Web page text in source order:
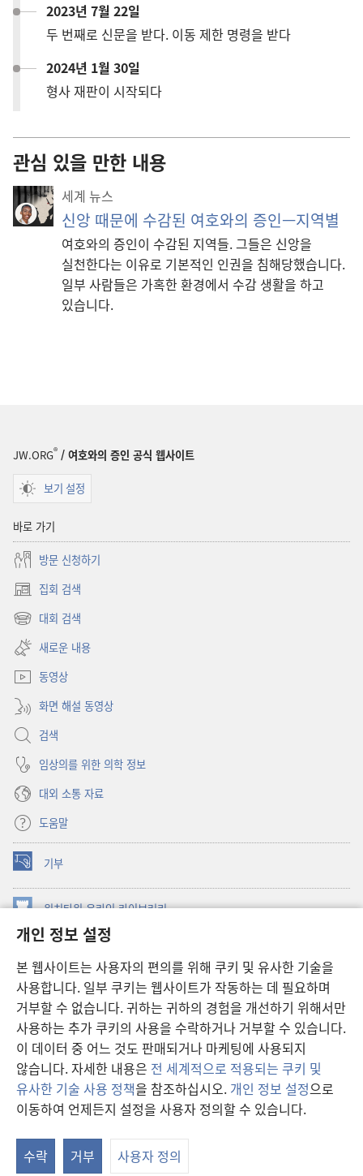
개인 정보 설정
본 웹사이트는 사용자의 편의를 위해 쿠키 및 유사한 기술을
사용합니다. 일부 쿠키는 웹사이트가 작동하는 데 필요하며
거부할 수 없습니다. 귀하는 귀하의 경험을 개선하기 위해서만
사용하는 추가 쿠키의 사용을 수락하거나 거부할 수 있습니다.
이 데이터 중 어느 것도 판매되거나 마케팅에 사용되지
않습니다. 자세한 내용은 전 세계적으로 적용되는 쿠키 및
유사한 기술 사용 정책을 참조하십시오. 개인 정보 설정으로
이동하여 언제든지 설정을 사용자 정의할 수 있습니다.
수락 거부 사용자 정의
2023년 7월 22일
두 번째로 신문을 받다. 이동 제한 명령을 받다
2024년 1월 30일
형사 재판이 시작되다
관심 있을 만한 내용
세계 뉴스
신앙 때문에 수감된 여호와의 증인—지역별
여호와의 증인이 수감된 지역들. 그들은 신앙을
실천한다는 이유로 기본적인 인권을 침해당했습니다.
일부 사람들은 가혹한 환경에서 수감 생활을 하고
있습니다.
JW.ORG® / 여호와의 증인 공식 웹사이트
보기 설정
바로 가기
방문 신청하기
집회 검색
(새로운
창
대회 검색
(새로운
창
열기)
새로운 내용
동영상
화면 해설 동영상
검색
임상의를 위한 의학 정보
대외 소통 자료
도움말
기부
(새로운
창
열기) 워치타워 온라인 라이브러리
창
JW Hub ®
창
열기) JW 라이브러리
워치타워 라이브러리
Copyright© 2026 Watch Tower Bible and Tract Society of Pennsylvania.
이용 약관| 개인 정보 보호 정책| 개인 정보 보호 설정